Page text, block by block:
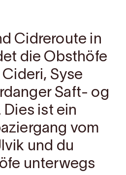
Cidreroute in
die Obsthöfe
Syse
Saft- og
ist ein
vom
und du
unterwegs